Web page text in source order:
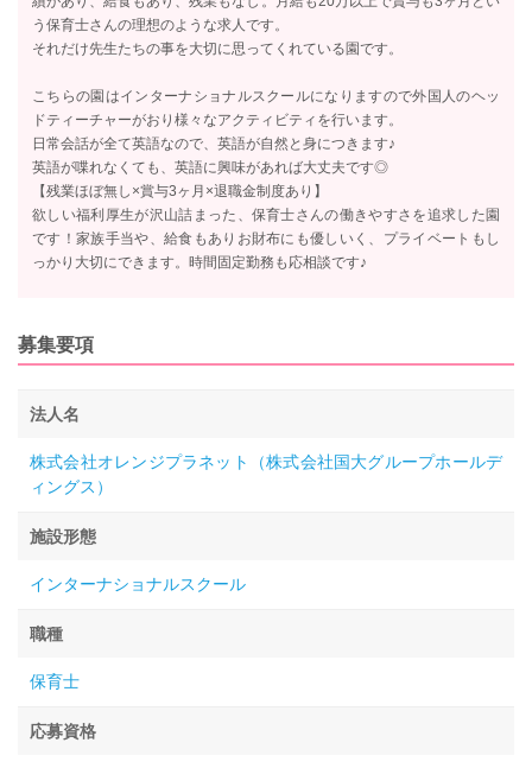
う保育士さんの理想のような求人です。
それだけ先生たちの事を大切に思ってくれている園です。
こちらの園はインターナショナルスクールになりますので外国人のヘッ
ドティーチャーがおり様々なアクティビティを行います。
日常会話が全て英語なので、英語が自然と身につきます♪
英語が喋れなくても、英語に興味があれば大丈夫です◎
【残業ほぼ無し×賞与3ヶ月×退職金制度あり】
欲しい福利厚生が沢山詰まった、保育士さんの働きやすさを追求した園
です！家族手当や、給食もありお財布にも優しいく、プライベートもし
っかり大切にできます。時間固定勤務も応相談です♪
募集要項
法人名
株式会社オレンジプラネット（株式会社国大グループホールデ
ィングス）
施設形態
インターナショナルスクール
職種
保育士
応募資格